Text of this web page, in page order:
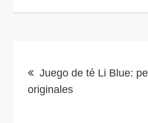
deJuego de té Li Blue:
originales